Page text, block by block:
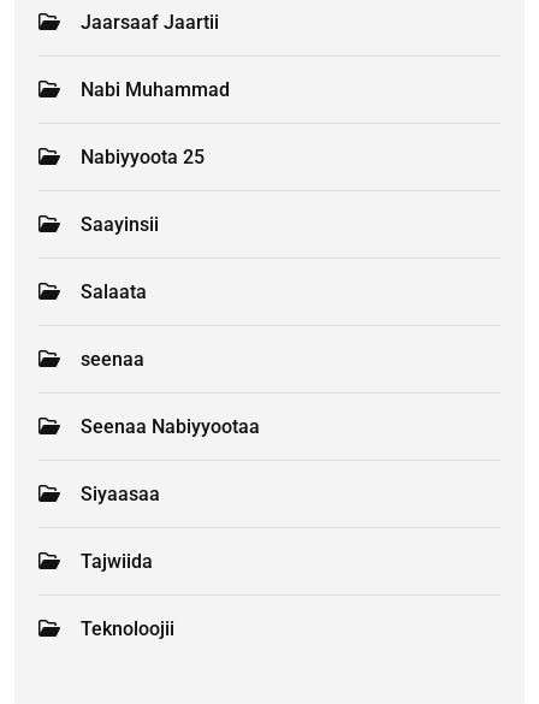
Jaarsaaf Jaartii
Nabi Muhammad
Nabiyyoota 25
Saayinsii
Salaata
seenaa
Seenaa Nabiyyootaa
Siyaasaa
Tajwiida
Teknoloojii